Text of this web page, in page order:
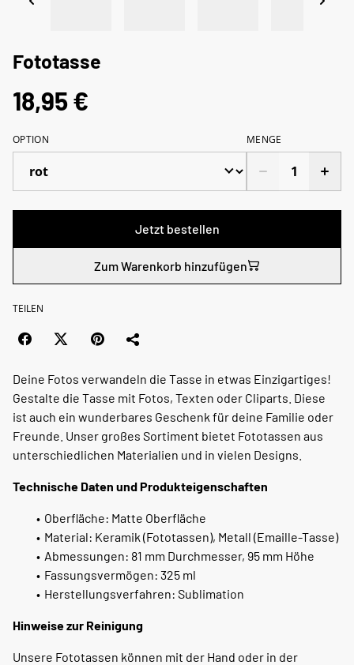
Fototasse
18,95 €
OPTION MENGE
Jetzt bestellen
Zum Warenkorb hinzufügen
TEILEN
Deine Fotos verwandeln die Tasse in etwas Einzigartiges!
Gestalte die Tasse mit Fotos, Texten oder Cliparts. Diese
ist auch ein wunderbares Geschenk für deine Familie oder
Freunde. Unser großes Sortiment bietet Fototassen aus
unterschiedlichen Materialien und in vielen Designs.
Technische Daten und Produkteigenschaften
Oberfläche: Matte Oberfläche
Material: Keramik (Fototassen), Metall (Emaille-Tasse)
Abmessungen: 81 mm Durchmesser, 95 mm Höhe
Fassungsvermögen: 325 ml
Herstellungsverfahren: Sublimation
Hinweise zur Reinigung
Unsere Fototassen können mit der Hand oder in der